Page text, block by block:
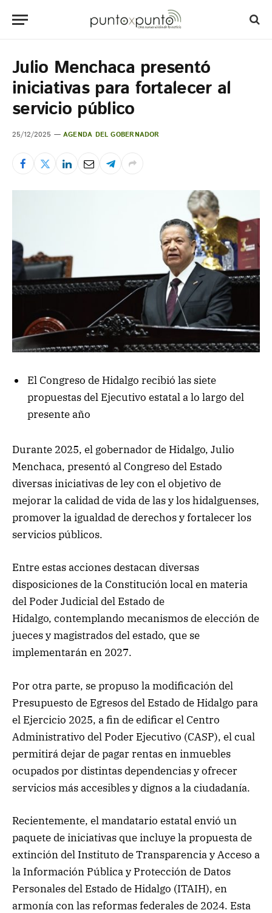
Julio Menchaca presentó
iniciativas para fortalecer al
servicio público
25/12/2025 AGENDA DEL GOBERNADOR
El Congreso de Hidalgo recibió las siete
propuestas del Ejecutivo estatal a lo largo del
presente año
Durante 2025, el gobernador de Hidalgo, Julio
Menchaca, presentó al Congreso del Estado
diversas iniciativas de ley con el objetivo de
mejorar la calidad de vida de las y los hidalguenses,
promover la igualdad de derechos y fortalecer los
servicios públicos.
Entre estas acciones destacan diversas
disposiciones de la Constitución local en materia
del Poder Judicial del Estado de
Hidalgo, contemplando mecanismos de elección de
jueces y magistrados del estado, que se
implementarán en 2027.
Por otra parte, se propuso la modificación del
Presupuesto de Egresos del Estado de Hidalgo para
el Ejercicio 2025, a fin de edificar el Centro
Administrativo del Poder Ejecutivo (CASP), el cual
permitirá dejar de pagar rentas en inmuebles
ocupados por distintas dependencias y ofrecer
servicios más accesibles y dignos a la ciudadanía.
Recientemente, el mandatario estatal envió un
paquete de iniciativas que incluye la propuesta de
extinción del Instituto de Transparencia y Acceso a
la Información Pública y Protección de Datos
Personales del Estado de Hidalgo (ITAIH), en
armonía con las reformas federales de 2024. Esta